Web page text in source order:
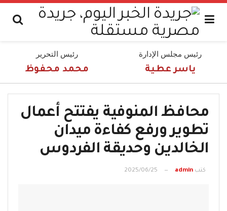
رئيس مجلس الإدارة
ياسر عطية
رئيس التحرير
محمد محفوظ
محافظ المنوفية يفتتح أعمال
تطوير ورفع كفاءة ميدان
الخالدين وحديقة الفردوس
كتب admin
2025/06/25